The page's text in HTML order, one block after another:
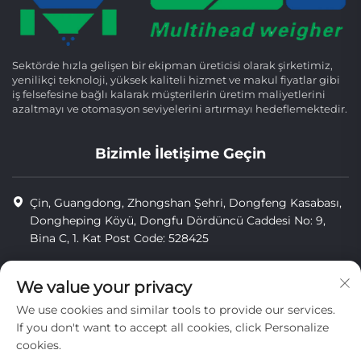
Sektörde hızla gelişen bir ekipman üreticisi olarak şirketimiz,
yenilikçi teknoloji, yüksek kaliteli hizmet ve makul fiyatlar gibi
iş felsefesine bağlı kalarak müşterilerin üretim maliyetlerini
azaltmayı ve otomasyon seviyelerini artırmayı hedeflemektedir.
Bizimle İletişime Geçin
Çin, Guangdong, Zhongshan Şehri, Dongfeng Kasabası,
Dongheping Köyü, Dongfu Dördüncü Caddesi No: 9,
Bina C, 1. Kat Post Code: 528425
[email protected]
We value your privacy
We use cookies and similar tools to provide our services.
If you don't want to accept all cookies, click Personalize
cookies.